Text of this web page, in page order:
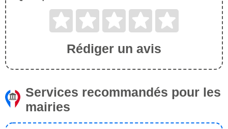
Rédiger un avis
Services recommandés pour les
mairies